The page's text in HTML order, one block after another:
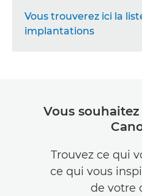
Vous trouverez ici la
implantations
Vous
Trouvez ce qui
ce qui vous
de votre